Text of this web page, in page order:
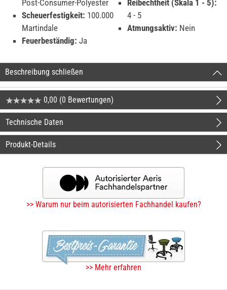
Post-Consumer-Polyester
Scheuerfestigkeit: 100.000
Martindale
Feuerbeständig: Ja
Reibechtheit (Skala 1 - 5):
4 - 5
Atmungsaktiv: Nein
Beschreibung schließen
0,00 (0 Bewertungen)
Technische Daten
Produkt-Details
>> Warum nur beim autorisierten Fachhandel kaufen?
>> Mehr erfahren